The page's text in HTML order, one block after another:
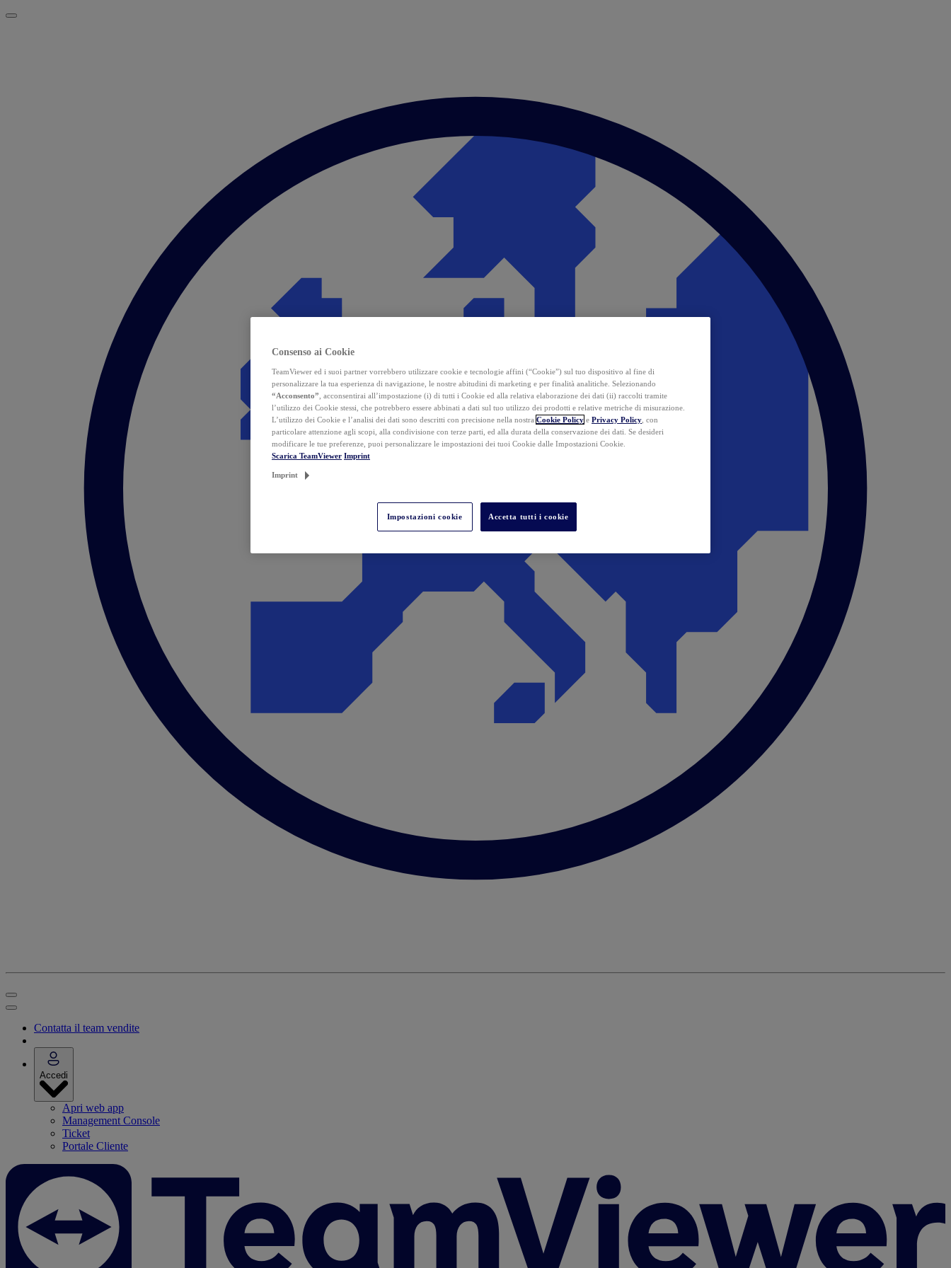
Contatta il team vendite
Accedi
Apri web app
Management Console
Ticket
Portale Cliente
Consenso ai Cookie
TeamViewer ed i suoi partner vorrebbero utilizzare cookie e tecnologie affini (“Cookie”) sul tuo dispositivo al fine di
personalizzare la tua esperienza di navigazione, le nostre abitudini di marketing e per finalità analitiche. Selezionando
“Acconsento” , acconsentirai all’impostazione (i) di tutti i Cookie ed alla relativa elaborazione dei dati (ii) raccolti tramite
l’utilizzo dei Cookie stessi, che potrebbero essere abbinati a dati sul tuo utilizzo dei prodotti e relative metriche di misurazione.
L’utilizzo dei Cookie e l’analisi dei dati sono descritti con precisione nella nostra Cookie Policy e Privacy Policy , con
particolare attenzione agli scopi, alla condivisione con terze parti, ed alla durata della conservazione dei dati. Se desideri
modificare le tue preferenze, puoi personalizzare le impostazioni dei tuoi Cookie dalle Impostazioni Cookie.
Scarica TeamViewer Imprint
Imprint
Impostazioni cookie Accetta tutti i cookie